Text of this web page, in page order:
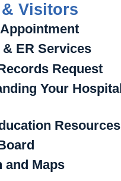
Visitors
ER Services
Request
Your Hospital
Resources
and Maps